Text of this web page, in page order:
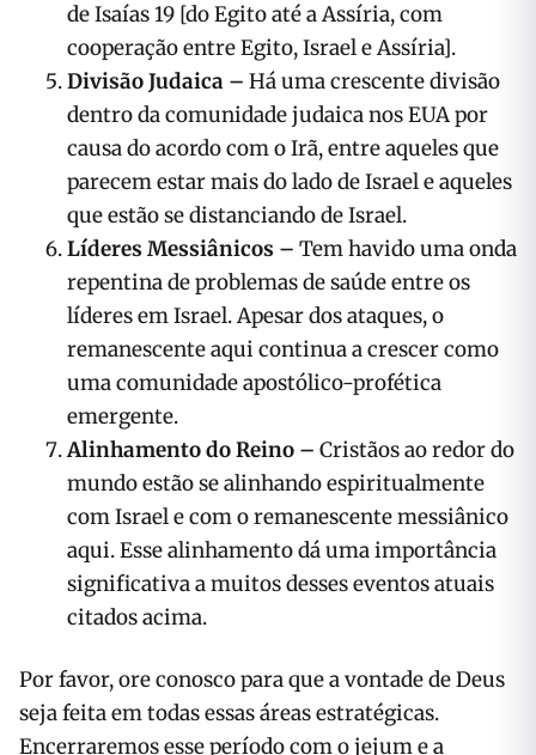
de Isaías 19 [do Egito até a Assíria, com
cooperação entre Egito, Israel e Assíria].
Divisão Judaica – Há uma crescente divisão
dentro da comunidade judaica nos EUA por
causa do acordo com o Irã, entre aqueles que
parecem estar mais do lado de Israel e aqueles
que estão se distanciando de Israel.
Líderes Messiânicos – Tem havido uma onda
repentina de problemas de saúde entre os
líderes em Israel. Apesar dos ataques, o
remanescente aqui continua a crescer como
uma comunidade apostólico-profética
emergente.
Alinhamento do Reino – Cristãos ao redor do
mundo estão se alinhando espiritualmente
com Israel e com o remanescente messiânico
aqui. Esse alinhamento dá uma importância
significativa a muitos desses eventos atuais
citados acima.
Por favor, ore conosco para que a vontade de Deus
seja feita em todas essas áreas estratégicas.
Encerraremos esse período com o jejum e a